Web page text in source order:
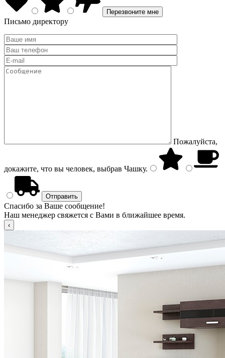
Письмо директору
Пожалуйста,
докажите, что вы человек, выбрав Чашку.
Спасибо за Ваше сообщение!
Наш менеджер свяжется с Вами в ближайшее время.